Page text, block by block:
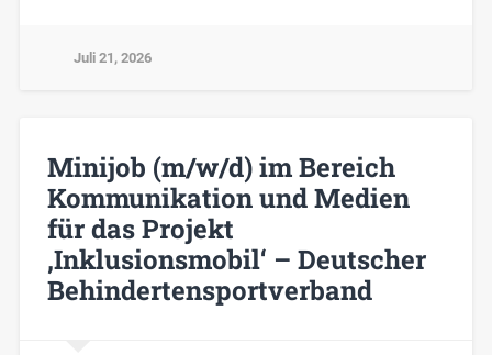
Juli 21, 2026
Minijob (m/w/d) im Bereich
Kommunikation und Medien
für das Projekt
‚Inklusionsmobil‘ – Deutscher
Behindertensportverband